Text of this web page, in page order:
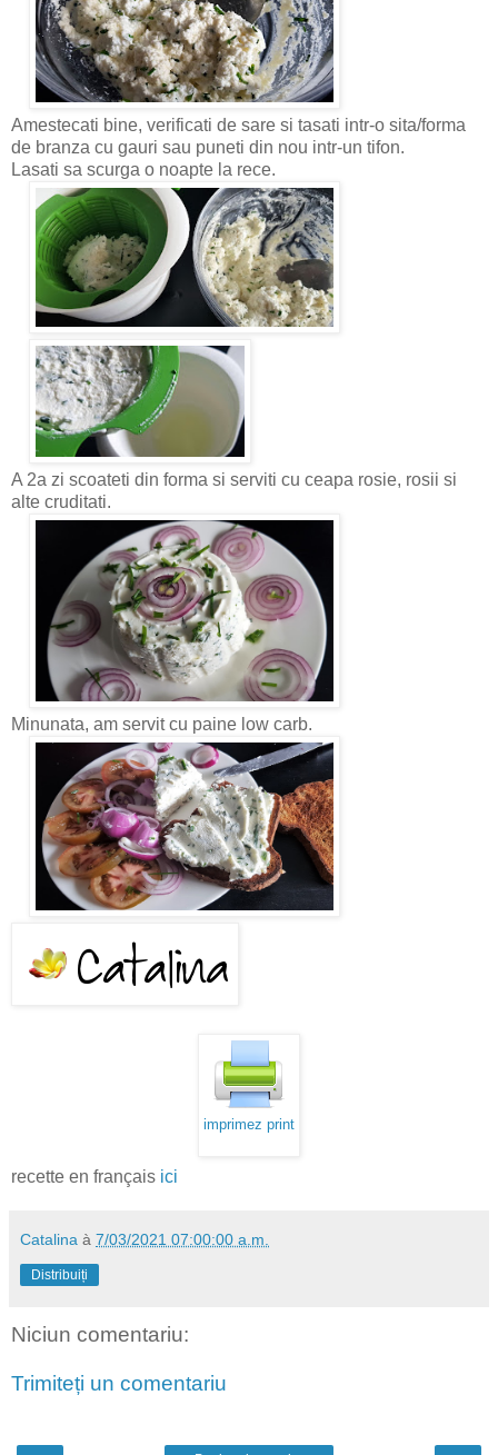
Amestecati bine, verificati de sare si tasati intr-o sita/forma
de branza cu gauri sau puneti din nou intr-un tifon.
Lasati sa scurga o noapte la rece.
A 2a zi scoateti din forma si serviti cu ceapa rosie, rosii si
alte cruditati.
Minunata, am servit cu paine low carb.
imprimez print
recette en français ici
Catalina à 7/03/2021 07:00:00 a.m.
Distribuiți
Niciun comentariu:
Trimiteți un comentariu